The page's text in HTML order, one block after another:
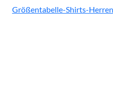
Größentabelle-Shirts-